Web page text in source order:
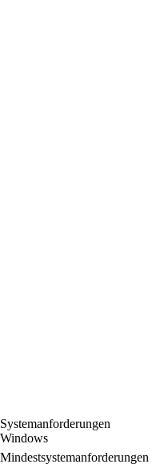
Systemanforderungen
Windows
Mindestsystemanforderungen